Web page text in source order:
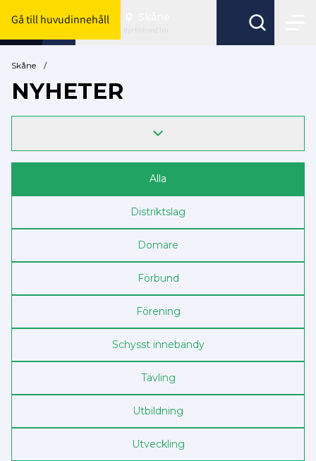
Gå till huvudinnehåll
Byt förbund här
Skåne /
NYHETER
Alla
Distriktslag
Domare
Förbund
Förening
Schysst innebandy
Tävling
Utbildning
Utveckling